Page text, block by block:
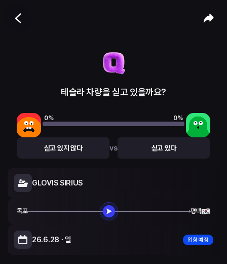
테슬라 차량을 싣고 있을까요?
0% 0%
싣고 있지 않다 vs 싣고 있다
GLOVIS SIRIUS
목포 평택
26.6.28 ∙ 일 입항 예정